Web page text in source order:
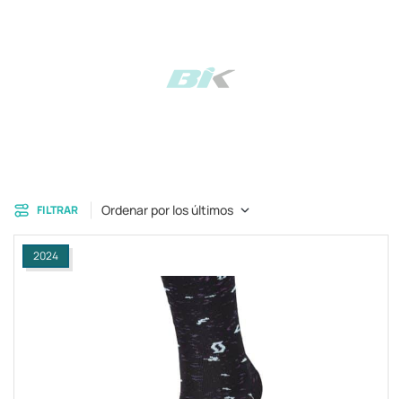
FILTRAR Ordenar por los últimos
2024